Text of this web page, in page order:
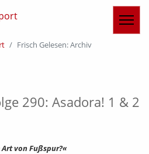
Frisch Gelesen: Archiv
290: Asadora! 1 & 2
von Fußspur?«